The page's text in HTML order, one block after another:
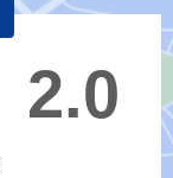
2.0